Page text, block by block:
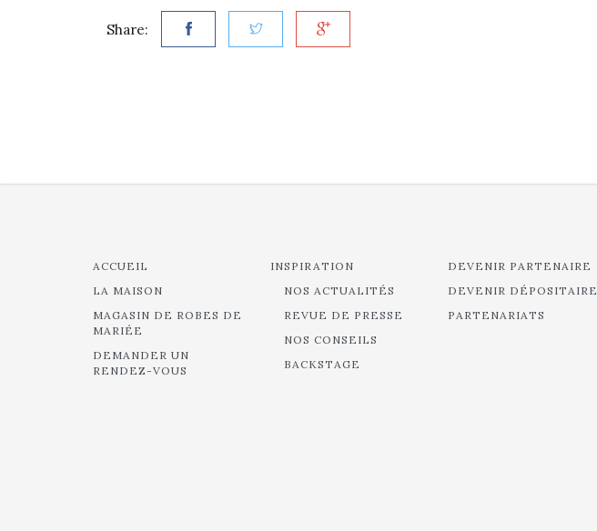
Share:
ACCUEIL
LA MAISON
MAGASIN DE ROBES DE
MARIÉE
DEMANDER UN
RENDEZ-VOUS
INSPIRATION
NOS ACTUALITÉS
REVUE DE PRESSE
NOS CONSEILS
BACKSTAGE
DEVENIR PARTENAIRE
DEVENIR DÉPOSITAIRE
PARTENARIATS